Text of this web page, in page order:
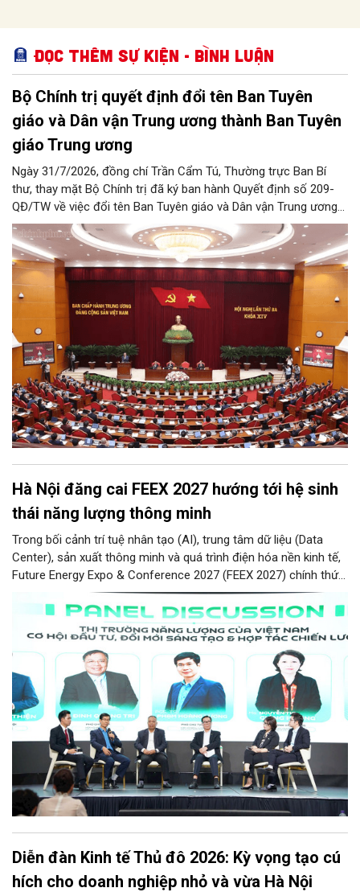
Đọc thêm Sự kiện - Bình luận
Bộ Chính trị quyết định đổi tên Ban Tuyên
giáo và Dân vận Trung ương thành Ban Tuyên
giáo Trung ương
Ngày 31/7/2026, đồng chí Trần Cẩm Tú, Thường trực Ban Bí
thư, thay mặt Bộ Chính trị đã ký ban hành Quyết định số 209-
QĐ/TW về việc đổi tên Ban Tuyên giáo và Dân vận Trung ương
thành Ban Tuyên giáo Trung ương.
Hà Nội đăng cai FEEX 2027 hướng tới hệ sinh
thái năng lượng thông minh
Trong bối cảnh trí tuệ nhân tạo (AI), trung tâm dữ liệu (Data
Center), sản xuất thông minh và quá trình điện hóa nền kinh tế,
Future Energy Expo & Conference 2027 (FEEX 2027) chính thức
ra mắt với kỳ vọng trở thành nền tảng kết nối, thúc đẩy đầu tư,
đổi mới công nghệ và phát triển hệ sinh thái tại Việt Nam.
Diễn đàn Kinh tế Thủ đô 2026: Kỳ vọng tạo cú
hích cho doanh nghiệp nhỏ và vừa Hà Nội